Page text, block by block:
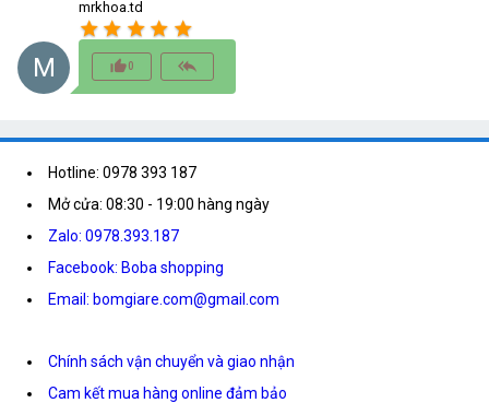
M
mrkhoa.td
star star star star star
thumb_up_alt0 reply_all
Hotline: 0978 393 187
Mở cửa: 08:30 - 19:00 hàng ngày
Zalo: 0978.393.187
Facebook: Boba shopping
Email: bomgiare.com@gmail.com
Chính sách vận chuyển và giao nhận
Cam kết mua hàng online đảm bảo